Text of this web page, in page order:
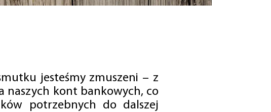
jesteśmy zmuszeni – z
naszych kont bankowych, co
potrzebnych do dalszej